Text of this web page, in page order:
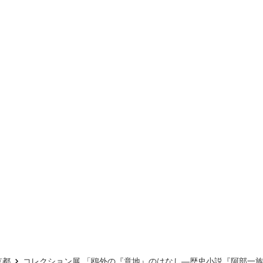
都 コレクション展 「鴎外の『意地』のはなし―歴史小説『阿部一族